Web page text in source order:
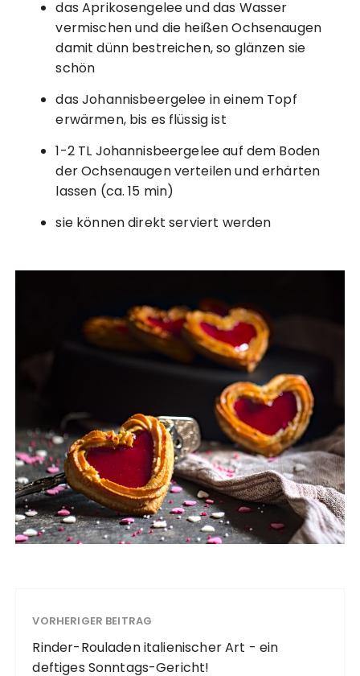
das Aprikosengelee und das Wasser
vermischen und die heißen Ochsenaugen
damit dünn bestreichen, so glänzen sie
schön
das Johannisbeergelee in einem Topf
erwärmen, bis es flüssig ist
1-2 TL Johannisbeergelee auf dem Boden
der Ochsenaugen verteilen und erhärten
lassen (ca. 15 min)
sie können direkt serviert werden
VORHERIGER BEITRAG
Rinder-Rouladen italienischer Art - ein
deftiges Sonntags-Gericht!